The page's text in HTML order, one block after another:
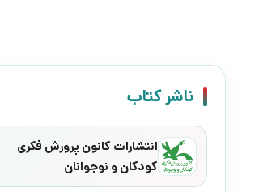
ناشر کتاب
انتشارات کانون پرورش فکری
کودکان و نوجوانان